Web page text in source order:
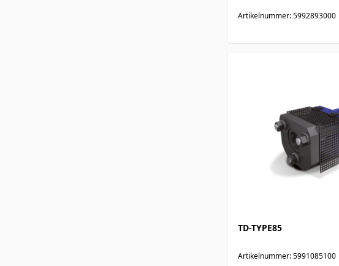
Artikelnummer: 5992893000
TD-TYPE85
Artikelnummer: 5991085100